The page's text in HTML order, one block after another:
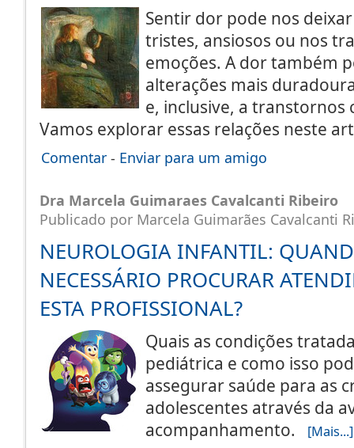
Sentir dor pode nos
tristes, ansiosos ou nos
emoções. A dor também
alterações mais
e, inclusive, a transtornos
Vamos explorar essas relações neste
Comentar - Enviar para um amigo
Dra Marcela Guimaraes Cavalcanti Ribeiro
Publicado por Marcela Guimarães Cavalcanti
NEUROLOGIA INFANTIL:
NECESSÁRIO PROCURAR
ESTA PROFISSIONAL?
Quais as condições
pediátrica e como isso
assegurar saúde para as
adolescentes através da
acompanhamento.
[Mais...]